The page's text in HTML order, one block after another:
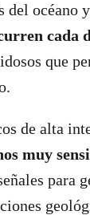
del
cada
que
de alta
muy
para